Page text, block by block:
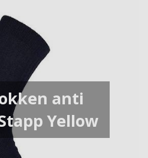
anti
Yellow